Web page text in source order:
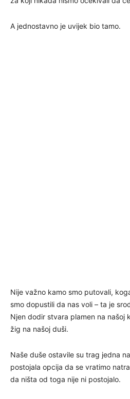
A jednostavno je uvijek bio tamo.
Nije važno kamo smo putovali,
smo dopustili da nas voli – ta je
Njen dodir stvara plamen na našoj
žig na našoj duši.
Naše duše ostavile su trag jedna
postojala opcija da se vratimo
da ništa od toga nije ni postojalo.